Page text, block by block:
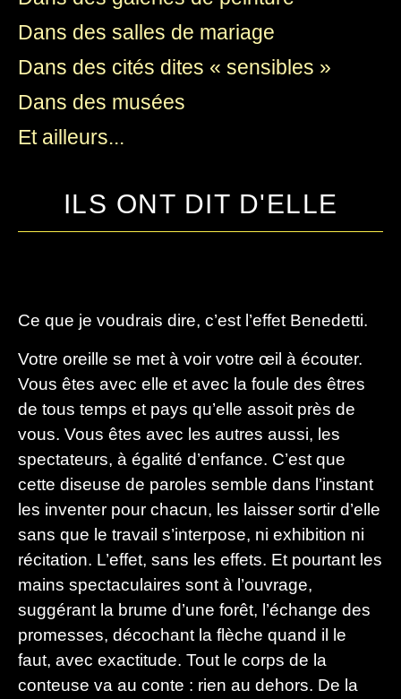
Dans des salles de mariage
Dans des cités dites « sensibles »
Dans des musées
Et ailleurs...
ILS ONT DIT D'ELLE
Ce que je voudrais dire, c’est l’effet Benedetti.
Votre oreille se met à voir votre œil à écouter.
Vous êtes avec elle et avec la foule des êtres
de tous temps et pays qu’elle assoit près de
vous. Vous êtes avec les autres aussi, les
spectateurs, à égalité d’enfance. C’est que
cette diseuse de paroles semble dans l’instant
les inventer pour chacun, les laisser sortir d’elle
sans que le travail s’interpose, ni exhibition ni
récitation. L’effet, sans les effets. Et pourtant les
mains spectaculaires sont à l’ouvrage,
suggérant la brume d’une forêt, l’échange des
promesses, décochant la flèche quand il le
faut, avec exactitude. Tout le corps de la
conteuse va au conte : rien au dehors. De la